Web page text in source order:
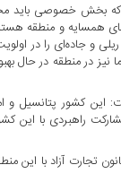
که بخش خصوصی باید
همسایه و منطقه
و جاده‌ای را در
ما نیز در منطقه در
کشور پتانسیل و
راهبردی با این
تجارت آزاد با این